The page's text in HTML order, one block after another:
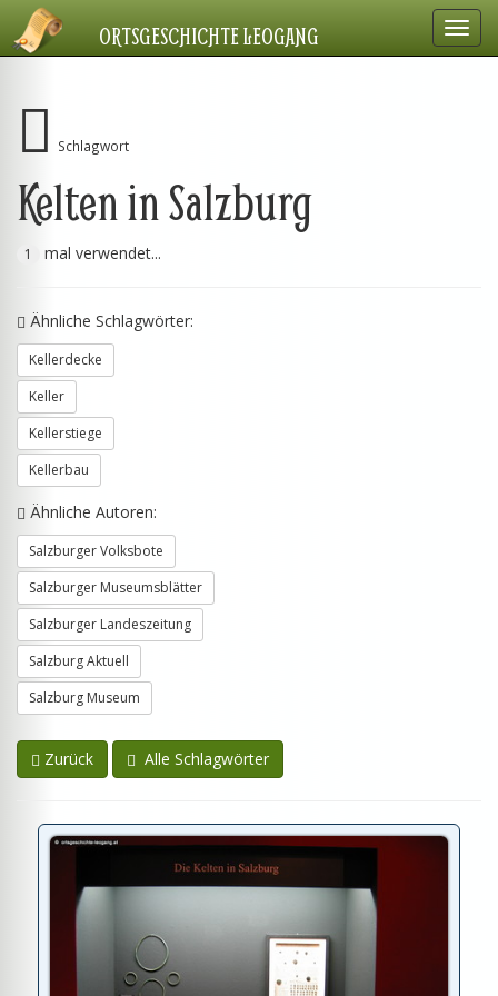
ORTSGESCHICHTE LEOGANG
Schlagwort
Kelten in Salzburg
1 mal verwendet...
Ähnliche Schlagwörter:
Kellerdecke
Keller
Kellerstiege
Kellerbau
Ähnliche Autoren:
Salzburger Volksbote
Salzburger Museumsblätter
Salzburger Landeszeitung
Salzburg Aktuell
Salzburg Museum
Zurück Alle Schlagwörter